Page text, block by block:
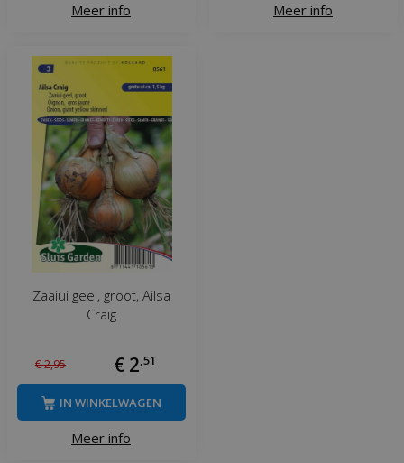
Meer info Meer info
Zaaiui geel, groot, Ailsa
Craig
€2,95 € 2,51
Meer info
IN WINKELWAGEN